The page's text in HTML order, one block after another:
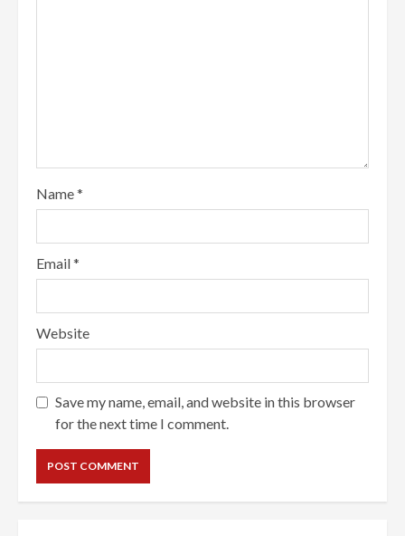
Name*
Email*
Website
Save my name, email, and website in this browser
for the next time I comment.